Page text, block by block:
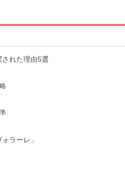
れた理由5選
ラーレ」